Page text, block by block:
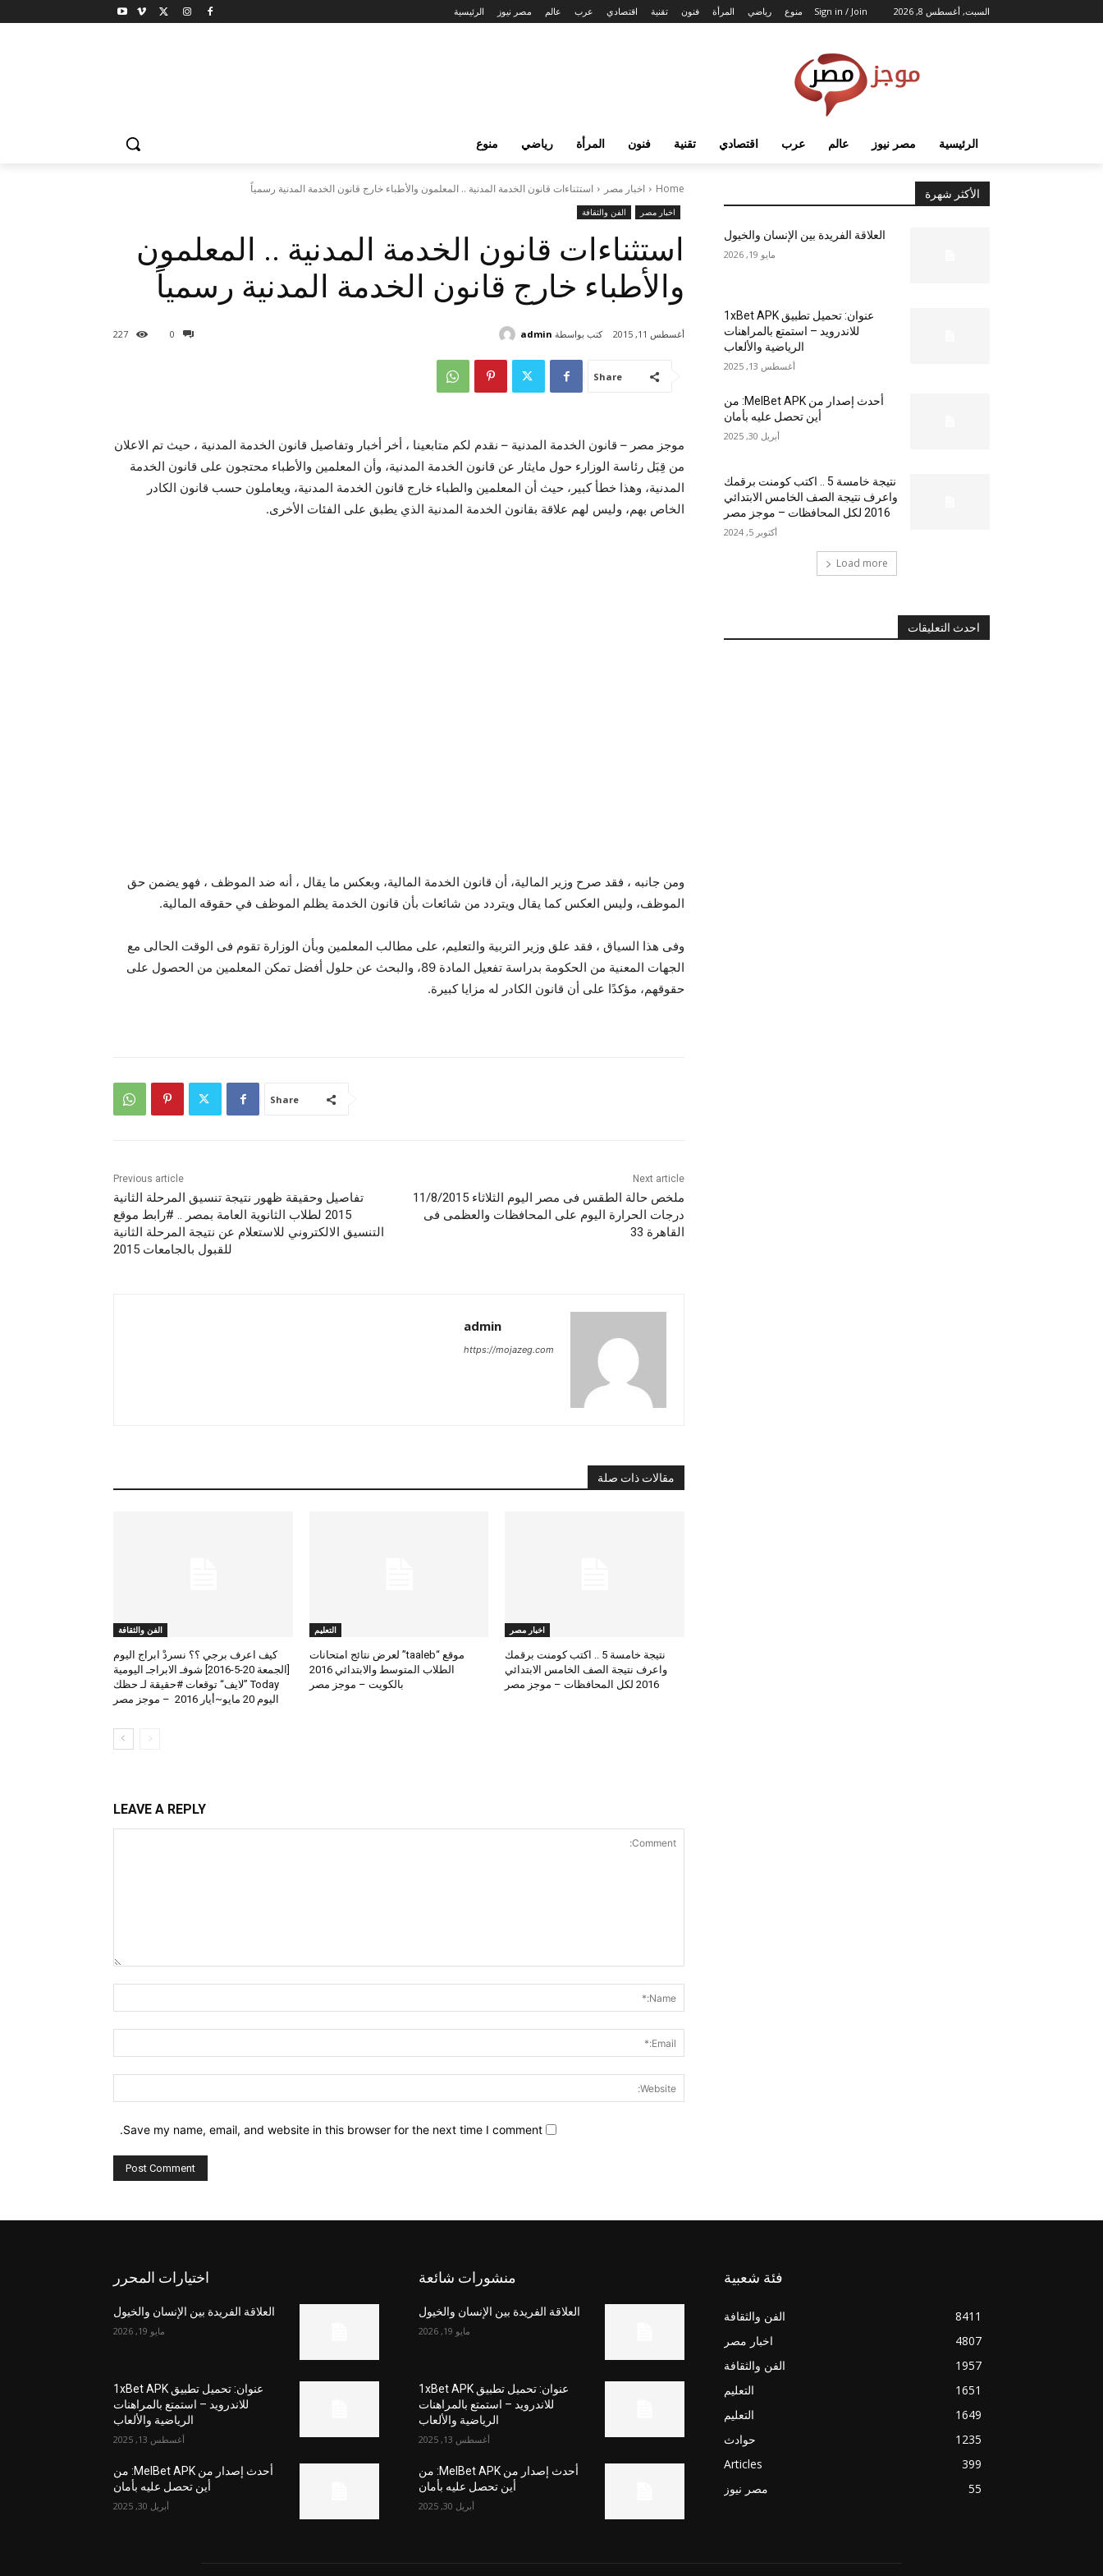
السبت, أغسطس 8, 2026 Sign in / Join الرئيسية مصر نيوز عالم عرب اقتصادي تقنية فنون المرأة رياضي منوع
الرئيسية مصر نيوز عالم عرب اقتصادي تقنية فنون المرأة رياضي منوع
Home اخبار مصر استثناءات قانون الخدمة المدنية .. المعلمون والأطباء خارج قانون الخدمة المدنية رسمياً
اخبار مصر الفن والثقافة
استثناءات قانون الخدمة المدنية .. المعلمون
والأطباء خارج قانون الخدمة المدنية رسمياً
0
227 أغسطس 11, 2015 كتب بواسطة admin
Share
موجز مصر – قانون الخدمة المدنية – نقدم لكم متابعينا ، أخر أخبار وتفاصيل قانون الخدمة المدنية ، حيث تم الاعلان
من قِبَل رئاسة الوزارء حول مايثار عن قانون الخدمة المدنية، وأن المعلمين والأطباء محتجون على قانون الخدمة
المدنية، وهذا خطأ كبير، حيث أن المعلمين والطباء خارج قانون الخدمة المدنية، ويعاملون حسب قانون الكادر
الخاص بهم، وليس لهم علاقة بقانون الخدمة المدنية الذي يطبق على الفئات الأخرى.
ومن جانبه ، فقد صرح وزير المالية، أن قانون الخدمة المالية، وبعكس ما يقال ، أنه ضد الموظف ، فهو يضمن حق
الموظف، وليس العكس كما يقال ويتردد من شائعات بأن قانون الخدمة يظلم الموظف في حقوقه المالية.
وفى هذا السياق ، فقد علق وزير التربية والتعليم، على مطالب المعلمين وبأن الوزارة تقوم فى الوقت الحالى مع
الجهات المعنية من الحكومة بدراسة تفعيل المادة 89، والبحث عن حلول أفضل تمكن المعلمين من الحصول على
حقوقهم، مؤكدًا على أن قانون الكادر له مزايا كبيرة.
Share
Previous article
تفاصيل وحقيقة ظهور نتيجة تنسيق المرحلة الثانية
2015 لطلاب الثانوية العامة بمصر .. #رابط موقع
التنسيق الالكتروني للاستعلام عن نتيجة المرحلة الثانية
للقبول بالجامعات 2015
Next article
ملخص حالة الطقس فى مصر اليوم الثلاثاء 11/8/2015
درجات الحرارة اليوم على المحافظات والعظمى فى
القاهرة 33
admin
https://mojazeg.com
مقالات ذات صلة
اخبار مصر
نتيجة خامسة 5 .. اكتب كومنت برقمك
واعرف نتيجة الصف الخامس الابتدائي
2016 لكل المحافظات – موجز مصر
التعليم
موقع “taaleb” لعرض نتائج امتحانات
الطلاب المتوسط والابتدائي 2016
بالكويت – موجز مصر
الفن والثقافة
كيف اعرف برجي ؟؟ نسردْ ابراج اليوم
[الجمعة 20-5-2016] شوفـ الابراجـ اليومية
Today ”لايف“ توقعات #حقيقة لـ حظك
اليوم 20 مايو~أيار 2016 – موجز مصر
LEAVE A REPLY
Save my name, email, and website in this browser for the next time I comment.
الأكثر شهرة
العلاقة الفريدة بين الإنسان والخيول
مايو 19, 2026
عنوان: تحميل تطبيق 1xBet APK
للاندرويد – استمتع بالمراهنات
الرياضية والألعاب
أغسطس 13, 2025
أحدث إصدار من MelBet APK: من
أين تحصل عليه بأمان
أبريل 30, 2025
نتيجة خامسة 5 .. اكتب كومنت برقمك
واعرف نتيجة الصف الخامس الابتدائي
2016 لكل المحافظات – موجز مصر
أكتوبر 5, 2024
Load more
احدث التعليقات
اختيارات المحرر
العلاقة الفريدة بين الإنسان والخيول
مايو 19, 2026
عنوان: تحميل تطبيق 1xBet APK
للاندرويد – استمتع بالمراهنات
الرياضية والألعاب
أغسطس 13, 2025
أحدث إصدار من MelBet APK: من
أين تحصل عليه بأمان
أبريل 30, 2025
منشورات شائعة
العلاقة الفريدة بين الإنسان والخيول
مايو 19, 2026
عنوان: تحميل تطبيق 1xBet APK
للاندرويد – استمتع بالمراهنات
الرياضية والألعاب
أغسطس 13, 2025
أحدث إصدار من MelBet APK: من
أين تحصل عليه بأمان
أبريل 30, 2025
فئة شعبية
الفن والثقافة
8411
اخبار مصر
4807
الفن والثقافة
1957
التعليم
1651
التعليم
1649
حوادث
1235
Articles
399
مصر نيوز
55